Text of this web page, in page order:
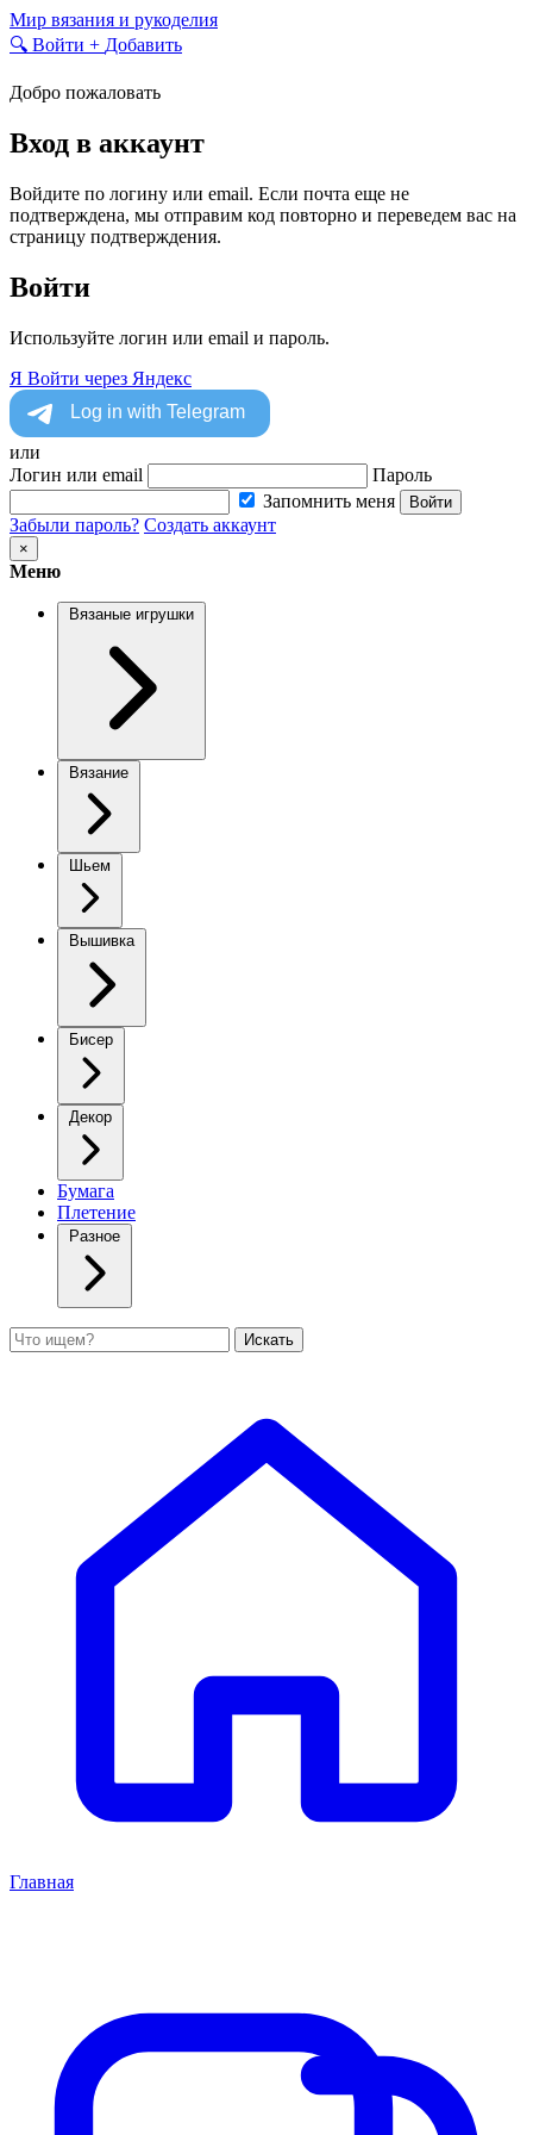
Skip
to
Мир вязания и рукоделия
🔍 Войти + Добавить
Добро пожаловать
Вход в аккаунт
Войдите по логину или email. Если почта еще не
подтверждена, мы отправим код повторно и переведем вас на
страницу подтверждения.
Войти
Используйте логин или email и пароль.
Я Войти через Яндекс
или
Логин или email
Пароль
Запомнить меня
Войти
Забыли пароль? Создать аккаунт
×
Меню
Вязаные игрушки
Вязание
Шьем
Вышивка
Бисер
Декор
Бумага
Плетение
Разное
Поиск Искать
Главная